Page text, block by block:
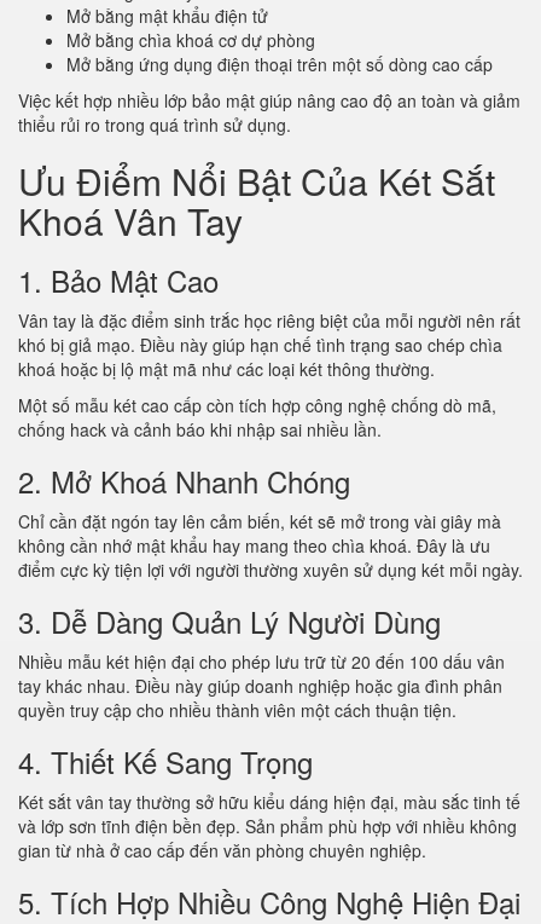
Mở bằng mật khẩu điện tử
Mở bằng chìa khoá cơ dự phòng
Mở bằng ứng dụng điện thoại trên một số dòng cao cấp
Việc kết hợp nhiều lớp bảo mật giúp nâng cao độ an toàn và giảm
thiểu rủi ro trong quá trình sử dụng.
Ưu Điểm Nổi Bật Của Két Sắt
Khoá Vân Tay
1. Bảo Mật Cao
Vân tay là đặc điểm sinh trắc học riêng biệt của mỗi người nên rất
khó bị giả mạo. Điều này giúp hạn chế tình trạng sao chép chìa
khoá hoặc bị lộ mật mã như các loại két thông thường.
Một số mẫu két cao cấp còn tích hợp công nghệ chống dò mã,
chống hack và cảnh báo khi nhập sai nhiều lần.
2. Mở Khoá Nhanh Chóng
Chỉ cần đặt ngón tay lên cảm biến, két sẽ mở trong vài giây mà
không cần nhớ mật khẩu hay mang theo chìa khoá. Đây là ưu
điểm cực kỳ tiện lợi với người thường xuyên sử dụng két mỗi ngày.
3. Dễ Dàng Quản Lý Người Dùng
Nhiều mẫu két hiện đại cho phép lưu trữ từ 20 đến 100 dấu vân
tay khác nhau. Điều này giúp doanh nghiệp hoặc gia đình phân
quyền truy cập cho nhiều thành viên một cách thuận tiện.
4. Thiết Kế Sang Trọng
Két sắt vân tay thường sở hữu kiểu dáng hiện đại, màu sắc tinh tế
và lớp sơn tĩnh điện bền đẹp. Sản phẩm phù hợp với nhiều không
gian từ nhà ở cao cấp đến văn phòng chuyên nghiệp.
5. Tích Hợp Nhiều Công Nghệ Hiện Đại